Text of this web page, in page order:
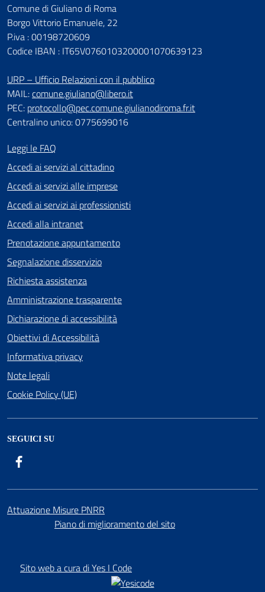
Comune di Giuliano di Roma
Borgo Vittorio Emanuele, 22
P.iva : 00198720609
Codice IBAN : IT65V0760103200001070639123
URP – Ufficio Relazioni con il pubblico
MAIL:comune.giuliano@libero.it
PEC: protocollo@pec.comune.giulianodiroma.fr.it
Centralino unico: 0775699016
Leggi le FAQ
Accedi ai servizi al cittadino
Accedi ai servizi alle imprese
Accedi ai servizi ai professionisti
Accedi alla intranet
Prenotazione appuntamento
Segnalazione disservizio
Richiesta assistenza
Amministrazione trasparente
Dichiarazione di accessibilità
Obiettivi di Accessibilità
Informativa privacy
Note legali
Cookie Policy (UE)
SEGUICI SU
Attuazione Misure PNRR
Piano di miglioramento del sito
Sito web a cura di Yes I Code